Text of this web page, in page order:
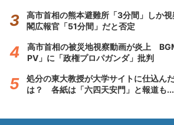
高市首相の熊本避難所「3分間」しか
閣広報官「51分間」だと否定
高市首相の被災地視察動画が炎上
PV」に「政権プロパガンダ」批判
処分の東大教授が大学サイトに仕込ん
は？ 各紙は「六四天安門」と報道も